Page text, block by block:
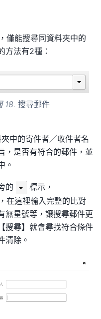
僅能搜尋同資料夾中的
方法有2種：
18. 搜尋郵件
中的寄件者／收件者名
，是否有符合的郵件，並
。
的
標示，
在這裡輸入完整的比對
無星號等，讓搜尋郵件更
搜尋】就會尋找符合條件
清除。